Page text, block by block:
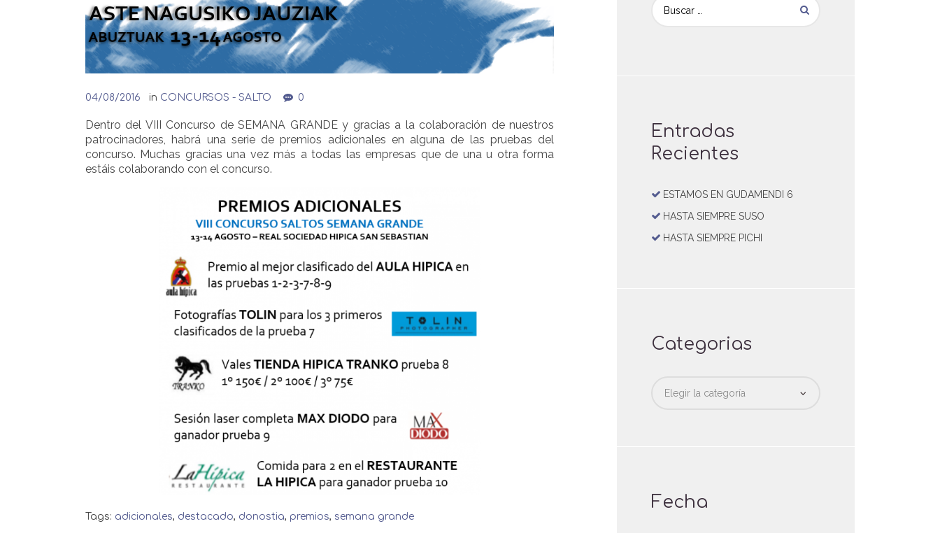
04/08/2016 in CONCURSOS - SALTO 0
Dentro del VIII Concurso de SEMANA GRANDE y gracias a la colaboración de nuestros
patrocinadores, habrá una serie de premios adicionales en alguna de las pruebas del
concurso. Muchas gracias una vez más a todas las empresas que de una u otra forma
estáis colaborando con el concurso.
Tags: adicionales, destacado, donostia, premios, semana grande
Entradas
Recientes
ESTAMOS EN GUDAMENDI 6
HASTA SIEMPRE SUSO
HASTA SIEMPRE PICHI
Categorias
Fecha